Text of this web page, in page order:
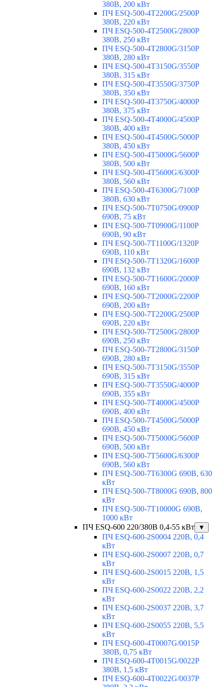
380В, 200 кВт
ПЧ ESQ-500-4T2200G/2500P
380В, 220 кВт
ПЧ ESQ-500-4T2500G/2800P
380В, 250 кВт
ПЧ ESQ-500-4T2800G/3150P
380В, 280 кВт
ПЧ ESQ-500-4T3150G/3550P
380В, 315 кВт
ПЧ ESQ-500-4T3550G/3750P
380В, 350 кВт
ПЧ ESQ-500-4T3750G/4000P
380В, 375 кВт
ПЧ ESQ-500-4T4000G/4500P
380В, 400 кВт
ПЧ ESQ-500-4T4500G/5000P
380В, 450 кВт
ПЧ ESQ-500-4T5000G/5600P
380В, 500 кВт
ПЧ ESQ-500-4T5600G/6300P
380В, 560 кВт
ПЧ ESQ-500-4T6300G/7100P
380В, 630 кВт
ПЧ ESQ-500-7T0750G/0900P
690В, 75 кВт
ПЧ ESQ-500-7T0900G/1100P
690В, 90 кВт
ПЧ ESQ-500-7T1100G/1320P
690В, 110 кВт
ПЧ ESQ-500-7T1320G/1600P
690В, 132 кВт
ПЧ ESQ-500-7T1600G/2000P
690В, 160 кВт
ПЧ ESQ-500-7T2000G/2200P
690В, 200 кВт
ПЧ ESQ-500-7T2200G/2500P
690В, 220 кВт
ПЧ ESQ-500-7T2500G/2800P
690В, 250 кВт
ПЧ ESQ-500-7T2800G/3150P
690В, 280 кВт
ПЧ ESQ-500-7T3150G/3550P
690В, 315 кВт
ПЧ ESQ-500-7T3550G/4000P
690В, 355 кВт
ПЧ ESQ-500-7T4000G/4500P
690В, 400 кВт
ПЧ ESQ-500-7T4500G/5000P
690В, 450 кВт
ПЧ ESQ-500-7T5000G/5600P
690В, 500 кВт
ПЧ ESQ-500-7T5600G/6300P
690В, 560 кВт
ПЧ ESQ-500-7T6300G 690В, 630
кВт
ПЧ ESQ-500-7T8000G 690В, 800
кВт
ПЧ ESQ-500-7T10000G 690В,
1000 кВт
ПЧ ESQ-600 220/380В 0,4-55 кВт
▼
ПЧ ESQ-600-2S0004 220В, 0,4
кВт
ПЧ ESQ-600-2S0007 220В, 0,7
кВт
ПЧ ESQ-600-2S0015 220В, 1,5
кВт
ПЧ ESQ-600-2S0022 220В, 2,2
кВт
ПЧ ESQ-600-2S0037 220В, 3,7
кВт
ПЧ ESQ-600-2S0055 220В, 5,5
кВт
ПЧ ESQ-600-4T0007G/0015P
380В, 0,75 кВт
ПЧ ESQ-600-4T0015G/0022P
380В, 1,5 кВт
ПЧ ESQ-600-4T0022G/0037P